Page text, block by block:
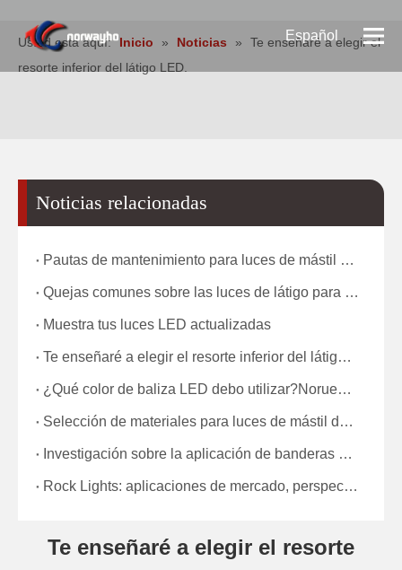
Español
Usted está aquí: Inicio » Noticias »
Te enseñaré a elegir el
resorte inferior del látigo LED.
Noticias relacionadas
Pautas de mantenimiento para luces de mástil y luces de advertencia para minería
Quejas comunes sobre las luces de látigo para minería y cómo las resuelve nuestra fábrica Introducción
Muestra tus luces LED actualizadas
Te enseñaré a elegir el resorte inferior del látigo LED.
¿Qué color de baliza LED debo utilizar?Noruegaho
Selección de materiales para luces de mástil de bandera y selección de fuente de luz LED
Investigación sobre la aplicación de banderas de seguridad minera: garantizar la vitalidad de los mineros Introducción
Rock Lights: aplicaciones de mercado, perspectivas futuras y condiciones ambientales
Te enseñaré a elegir el resorte